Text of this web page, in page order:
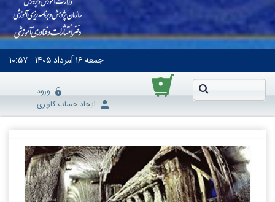
جمعه۱۶ اَمرداد ۱۴۰۵ ۱۰:۵۷
۰
ورود
ایجاد حساب کاربری